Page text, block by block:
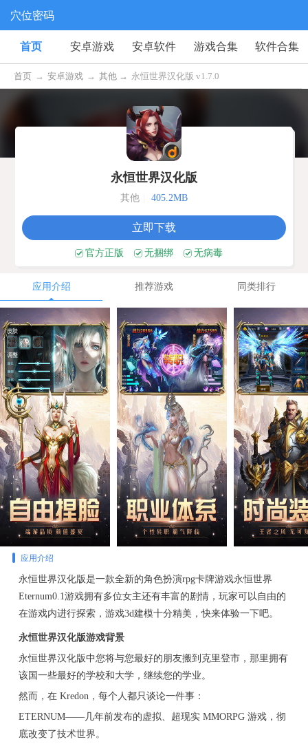
穴位密码
首页 安卓游戏 安卓软件 游戏合集 软件合集
首页 → 安卓游戏 → 其他 → 永恒世界汉化版 v1.7.0
永恒世界汉化版
其他 405.2MB
立即下载
官方正版 无捆绑 无病毒
应用介绍 推荐游戏 同类排行
应用介绍
永恒世界汉化版是一款全新的角色扮演rpg卡牌游戏永恒世界
Eternum0.1游戏拥有多位女主还有丰富的剧情，玩家可以自由的
在游戏内进行探索，游戏3d建模十分精美，快来体验一下吧。
永恒世界汉化版游戏背景
永恒世界汉化版中您将与您最好的朋友搬到克里登市，那里拥有
该国一些最好的学校和大学，继续您的学业。
然而，在 Kredon，每个人都只谈论一件事：
ETERNUM——几年前发布的虚拟、超现实 MMORPG 游戏，彻
底改变了技术世界。